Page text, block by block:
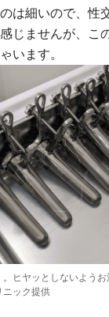
は細いので、性
じませんが、こ
います。
。ヒヤッとしないよう
ニック提供